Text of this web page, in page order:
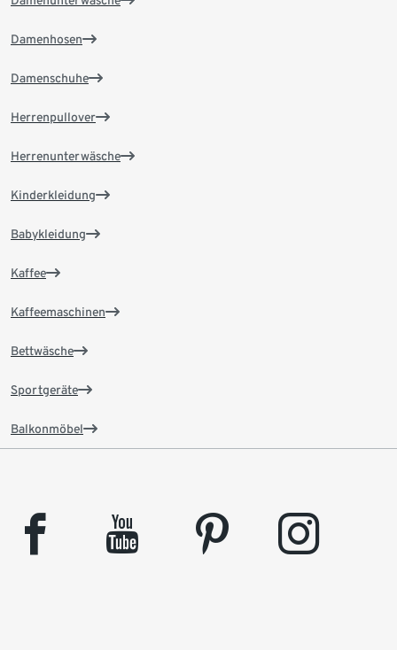
Damenhosen
Damenschuhe
Herrenpullover
Herrenunterwäsche
Kinderkleidung
Babykleidung
Kaffee
Kaffeemaschinen
Bettwäsche
Sportgeräte
Balkonmöbel
facebook youtube pinterest instagram